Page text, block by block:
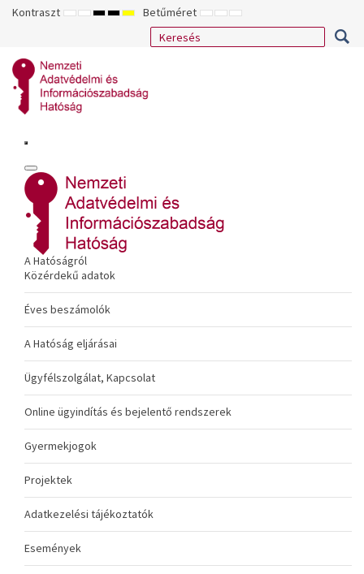
Kontraszt ALAPÉRTELMEZETT
ÉJSZAKAI
NAGY
KONTRASZTÚ
NAGY
KONTRASZTÚ
NAGY
KONTRASZTÚ
SÁRGA
FEKETE
Betűméret KISEBB
BETŰTÍPUS
ALAPÉRTELMEZETT
BETŰMÉRET
NAGYOBB
BETŰMÉRET
A Hatóságról
Közérdekű adatok
Éves beszámolók
A Hatóság eljárásai
Ügyfélszolgálat, Kapcsolat
Online ügyindítás és bejelentő rendszerek
Gyermekjogok
Projektek
Adatkezelési tájékoztatók
Események